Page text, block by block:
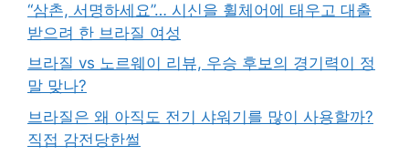
“삼촌, 서명하세요”… 시신을 휠체어에 태우고 대출
받으려 한 브라질 여성
브라질 vs 노르웨이 리뷰, 우승 후보의 경기력이 정
말 맞나?
브라질은 왜 아직도 전기 샤워기를 많이 사용할까?
직접 감전당한썰